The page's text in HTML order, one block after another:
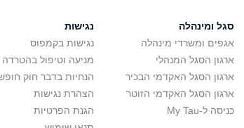
סגל ומינהלה
אגפים ומשרדי מינהלה
ארגון הסגל המנהלי
ארגון הסגל האקדמי הבכיר
ארגון הסגל האקדמי הזוטר
כניסה ל-My Tau
נגישות
נגישות בקמפוס
מניעה וטיפול בהטרדה
הנחיות בדבר חוק
הצהרת נגישות
הגנת הפרטיות